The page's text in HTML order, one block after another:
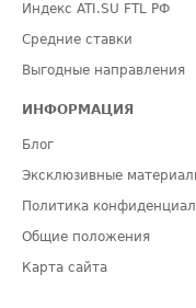
Индекс ATI.SU FTL РФ
Средние ставки
Выгодные направления
ИНФОРМАЦИЯ
Блог
Эксклюзивные
Политика
Общие положения
Карта сайта